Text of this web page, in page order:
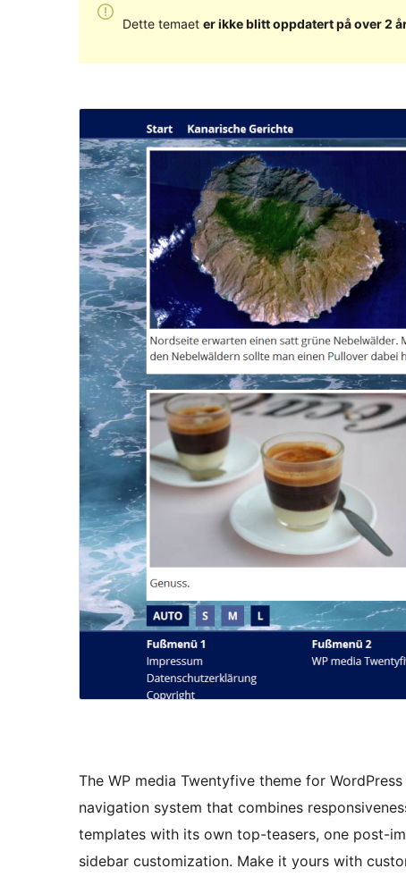
Dette temaet er ikke blitt oppdatert på over 2
The WP media Twentyfive theme for
navigation system that combines
templates with its own top-teasers, one post-
sidebar customization. Make it yours with